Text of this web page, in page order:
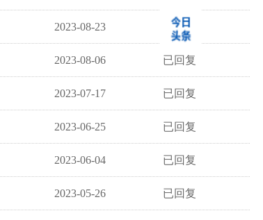
2023-08-23 已回复
2023-08-06 已回复
2023-07-17 已回复
2023-06-25 已回复
2023-06-04 已回复
2023-05-26 已回复